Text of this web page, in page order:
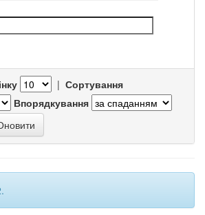
| Сортування
Впорядкування